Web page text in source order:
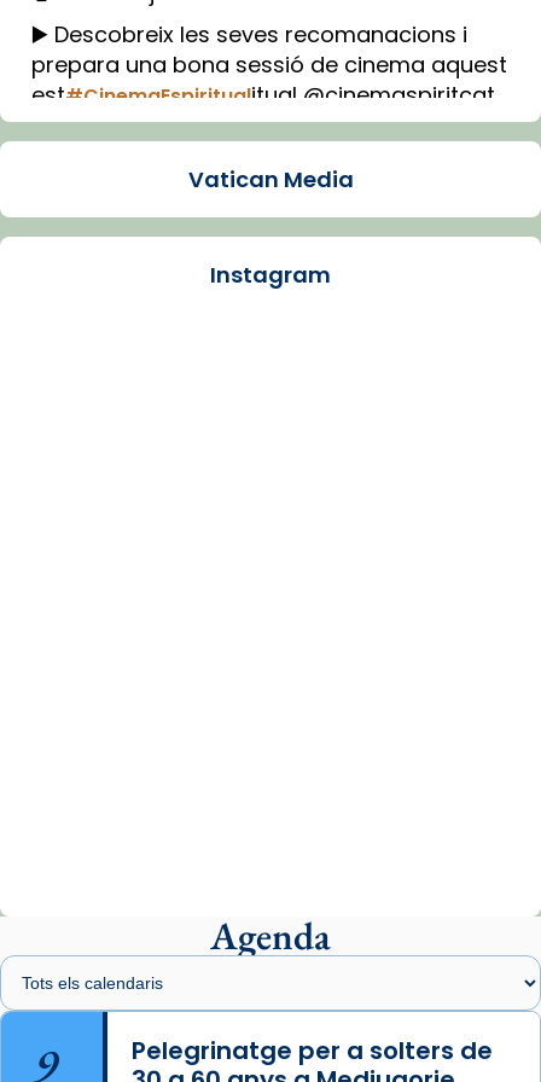
▶️ Descobreix les seves recomanacions i
prepara una bona sessió de cinema aquest
est#CinemaEspiritualitual @cinemaspiritcat
Imatge: Generada amb IA (OpenAI)
Arquebisbat de Barcelona
presidit aquest 27 de juliol la missa de Les
Santes de Mataró.
🔗
📸 J. Merino
Vatican Media
Instagram
Agenda
9
Pelegrinatge per a solters de